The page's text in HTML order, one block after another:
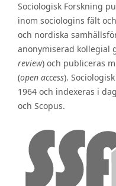
Sociologisk Forskning
inom sociologins fält
och nordiska
anonymiserad kollegial
review) och publiceras
(open access).
1964 och indexeras i
och Scopus.